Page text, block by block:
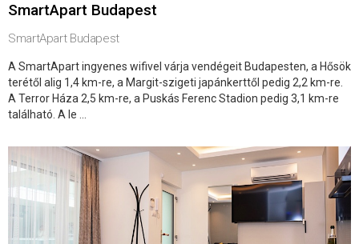
SmartApart Budapest
SmartApart Budapest
A SmartApart ingyenes wifivel várja vendégeit Budapesten, a Hősök
terétől alig 1,4 km-re, a Margit-szigeti japánkerttől pedig 2,2 km-re.
A Terror Háza 2,5 km-re, a Puskás Ferenc Stadion pedig 3,1 km-re
található. A le ...